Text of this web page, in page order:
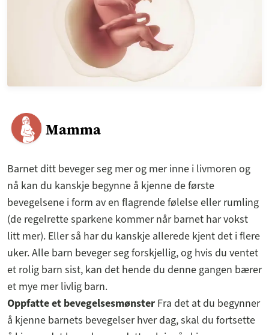
Mamma
Barnet ditt beveger seg mer og mer inne i livmoren og
nå kan du kanskje begynne å kjenne de første
bevegelsene i form av en flagrende følelse eller rumling
(de regelrette sparkene kommer når barnet har vokst
litt mer). Eller så har du kanskje allerede kjent det i flere
uker. Alle barn beveger seg forskjellig, og hvis du ventet
et rolig barn sist, kan det hende du denne gangen bærer
et mye mer livlig barn.
Oppfatte et bevegelsesmønster Fra det at du begynner
å kjenne barnets bevegelser hver dag, skal du fortsette